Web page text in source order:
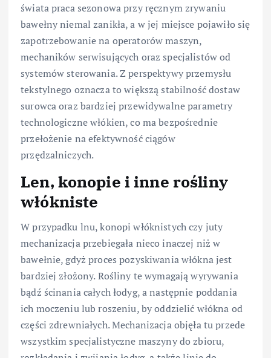
świata praca sezonowa przy ręcznym zrywaniu
bawełny niemal zanikła, a w jej miejsce pojawiło się
zapotrzebowanie na operatorów maszyn,
mechaników serwisujących oraz specjalistów od
systemów sterowania. Z perspektywy przemysłu
tekstylnego oznacza to większą stabilność dostaw
surowca oraz bardziej przewidywalne parametry
technologiczne włókien, co ma bezpośrednie
przełożenie na efektywność ciągów
przędzalniczych.
Len, konopie i inne rośliny
włókniste
W przypadku lnu, konopi włóknistych czy juty
mechanizacja przebiegała nieco inaczej niż w
bawełnie, gdyż proces pozyskiwania włókna jest
bardziej złożony. Rośliny te wymagają wyrywania
bądź ścinania całych łodyg, a następnie poddania
ich moczeniu lub roszeniu, by oddzielić włókna od
części zdrewniałych. Mechanizacja objęła tu przede
wszystkim specjalistyczne maszyny do zbioru,